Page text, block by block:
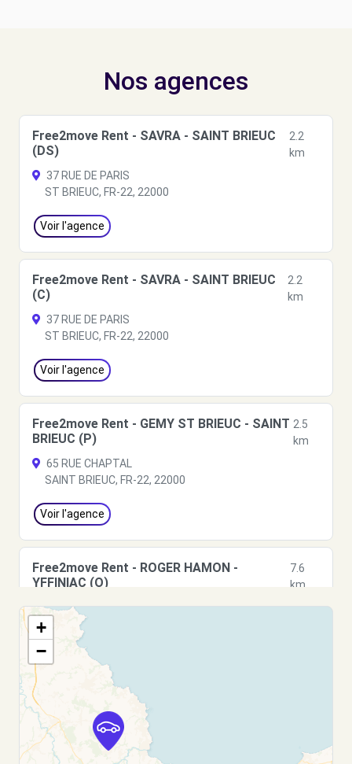
Nos agences
Free2move Rent - SAVRA - SAINT BRIEUC
(DS)
2.2
km
37 RUE DE PARIS
ST BRIEUC, FR-22, 22000
Voir l'agence
Free2move Rent - SAVRA - SAINT BRIEUC
(C)
2.2
km
37 RUE DE PARIS
ST BRIEUC, FR-22, 22000
Voir l'agence
Free2move Rent - GEMY ST BRIEUC - SAINT
BRIEUC (P)
2.5
km
65 RUE CHAPTAL
SAINT BRIEUC, FR-22, 22000
Voir l'agence
Free2move Rent - ROGER HAMON -
YFFINIAC (O)
7.6
km
Rue du Verger - ZA de la Bourdinière - BP 86
YFFINIAC, FR-22, 22120
Voir l'agence
Free2Move Rent - DG AUTO - HILLION (C)
40 RUE DE BREST
HILLION, 22120
+
−